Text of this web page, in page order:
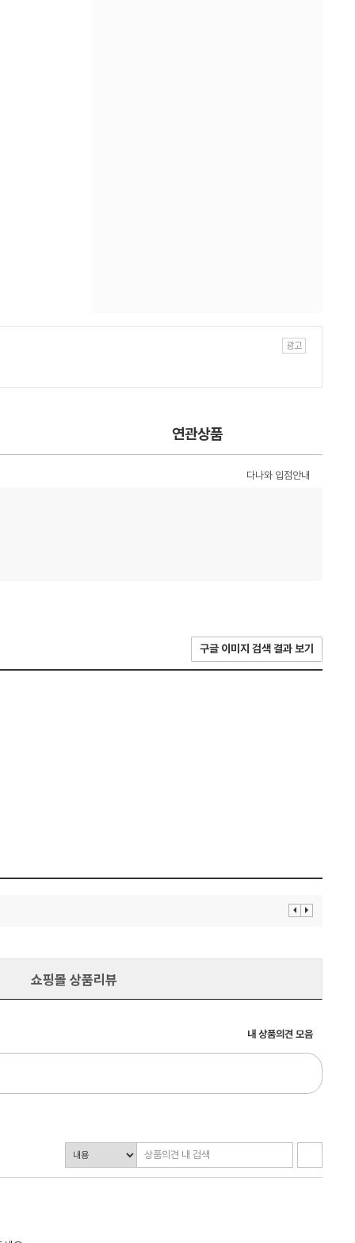
연관상품
다나와 입점안내
구글 이미지 검색 결과 보기
이 다
쇼핑몰 상품리뷰
내 상품의견 모음